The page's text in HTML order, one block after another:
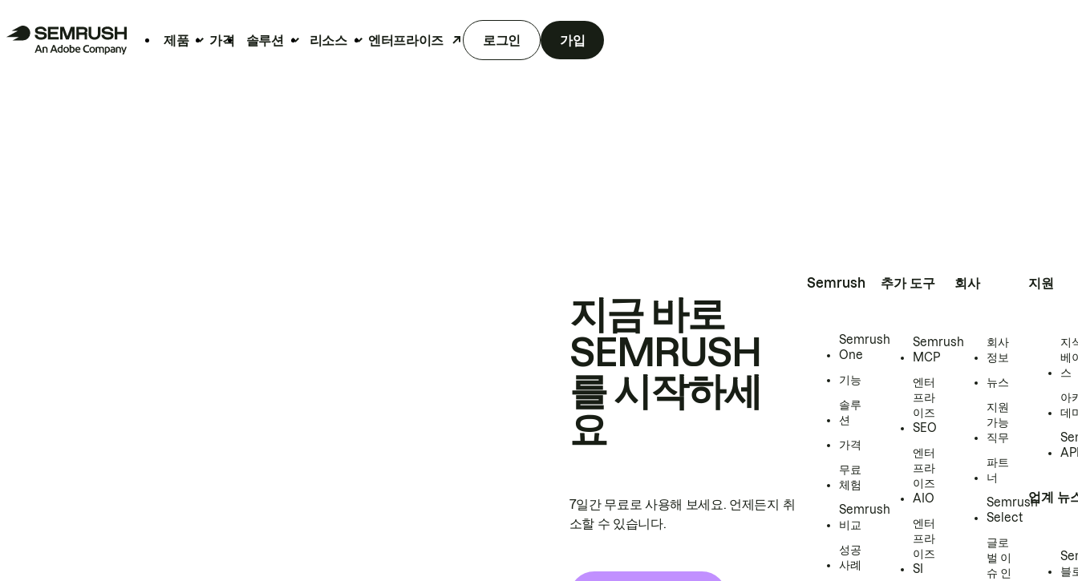
제품 가격 솔루션 리소스 엔터프라이즈 로그인 가입
지금 바로
SEMRUSH
를 시작하세
요
7일간 무료로 사용해 보세요. 언제든지 취
소할 수 있습니다.
Semrush
Semrush
One
기능
솔루
션
가격
무료
체험
Semrush
비교
성공
사례
추가 도구
Semrush
MCP
엔터
프라
이즈
SEO
엔터
프라
이즈
AIO
엔터
프라
이즈
SI
회사
회사
정보
뉴스
지원
가능
직무
파트
너
Semrush
Select
글로
벌 이
슈 인
지원
지
베
스
아
데
업계 뉴
블